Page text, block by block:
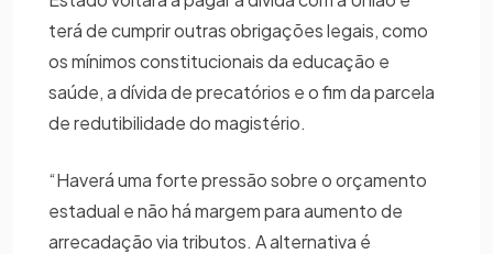
terá de cumprir outras obrigações legais, como
os mínimos constitucionais da educação e
saúde, a dívida de precatórios e o fim da parcela
de redutibilidade do magistério.
“Haverá uma forte pressão sobre o orçamento
estadual e não há margem para aumento de
arrecadação via tributos. A alternativa é